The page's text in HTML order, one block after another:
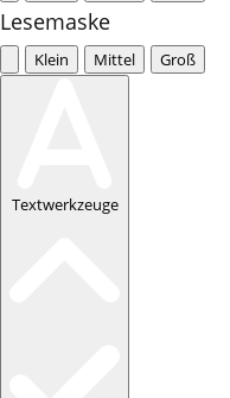
Lesemaske
Klein Mittel Groß
Textwerkzeuge